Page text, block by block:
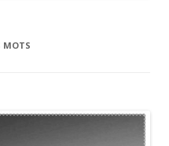
MOTS